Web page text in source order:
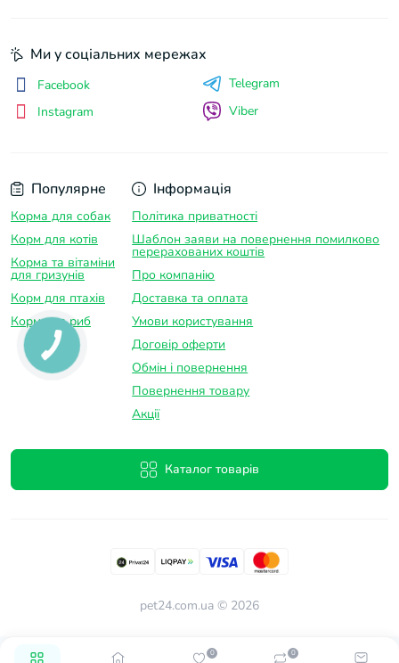
0 0
Популярне
Корма для собак
Корм для котів
Корма та вітаміни
для гризунів
Корм для птахів
Корм для риб
Інформація
Політика приватності
Шаблон заяви на повернення помилково
перерахованих коштів
Про компанію
Доставка та оплатa
Умови користування
Договір оферти
Обмін і повернення
Повернення товару
Акції
Каталог товарів
Ми у соціальних мережах
Facebook
Instagram
Telegram
Viber
pet24.com.ua © 2026